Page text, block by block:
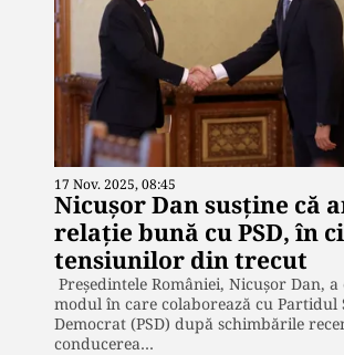
17 Nov. 2025, 08:45
Nicușor Dan susține că
relație bună cu PSD, în
tensiunilor din trecut
Președintele României, Nicușor Dan,
modul în care colaborează cu Partidul
Democrat (PSD) după schimbările
conducerea…